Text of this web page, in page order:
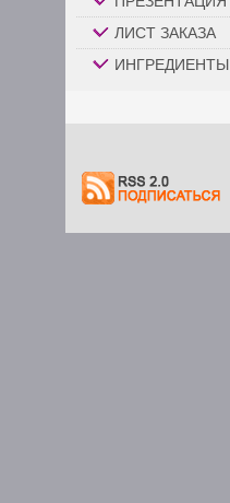
ЛИСТ ЗАКАЗА
ИНГРЕДИЕНТЫ